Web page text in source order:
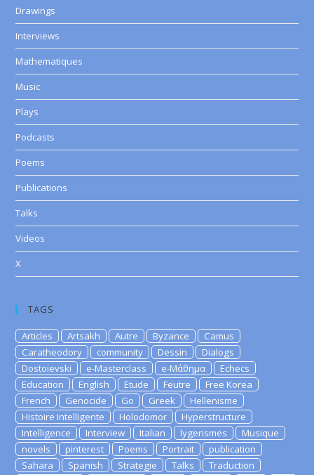
Drawings
Interviews
Mathematiques
Music
Plays
Podcasts
Poems
Publications
Talks
Videos
X
TAGS
Articles Artsakh Autre Byzance
Camus
Caratheodory
community Dessin
Dialogs
Dostoievski
e-Masterclass e-Μάθημα
Echecs
Education
English Etude Feutre
Free Korea
French
Genocide Go Greek
Hellenisme
Histoire Intelligente
Holodomor
Hyperstructure
Intelligence
Interview Italian lygerismes
Musique
novels
pinterest Poems Portrait
publication
Sahara
Spanish Strategie Talks
Traduction